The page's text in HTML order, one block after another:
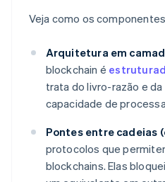
Veja como os
Arquitetura em
blockchain é
trata do livro-razão e
capacidade de
Pontes entre cadeias
protocolos que
blockchains. Elas